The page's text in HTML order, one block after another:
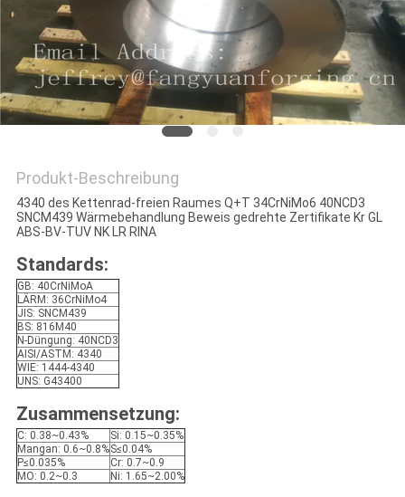
PRIVACY
POLICY
Produkt-Beschreibung
4340 des Kettenrad-freien Raumes Q+T 34CrNiMo6 40NCD3
SNCM439 Wärmebehandlung Beweis gedrehte Zertifikate Kr GL
ABS-BV-TUV NK LR RINA
Standards:
GB: 40CrNiMoA
LÄRM: 36CrNiMo4
JIS: SNCM439
BS: 816M40
N-Düngung: 40NCD3
AISI/ASTM: 4340
WIE: 1444-4340
UNS: G43400
Zusammensetzung:
C: 0.38~0.43%
Si: 0.15~0.35%
Mangan: 0.6~0.8%S≤0.04%
P≤0.035%
Cr: 0.7~0.9
MO: 0.2~0.3
Ni: 1.65~2.00%